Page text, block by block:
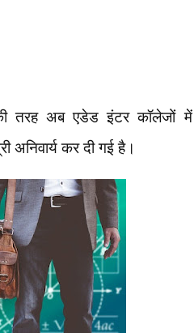
तरह अब एडेड इंटर कॉलेजों में
अनिवार्य कर दी गई है।